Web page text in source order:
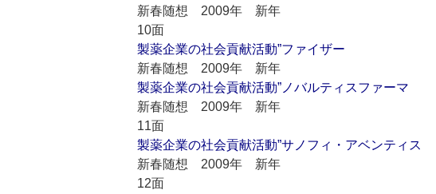
新春随想 2009年 新年
10面
製薬企業の社会貢献活動”ファイザー
新春随想 2009年 新年
製薬企業の社会貢献活動”ノバルティスファーマ
新春随想 2009年 新年
11面
製薬企業の社会貢献活動”サノフィ・アベンティス
新春随想 2009年 新年
12面